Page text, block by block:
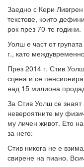
Заедно с Кери
текстове, които
рок през 70-те години.
Уолш е част от
г., като
През 2014 г. Стив
сцена и се
над 15 милиона
За Стив Уолш се
невероятните му
му личен живот. Ето
за него:
Стив никога не е
свирене на пиано.